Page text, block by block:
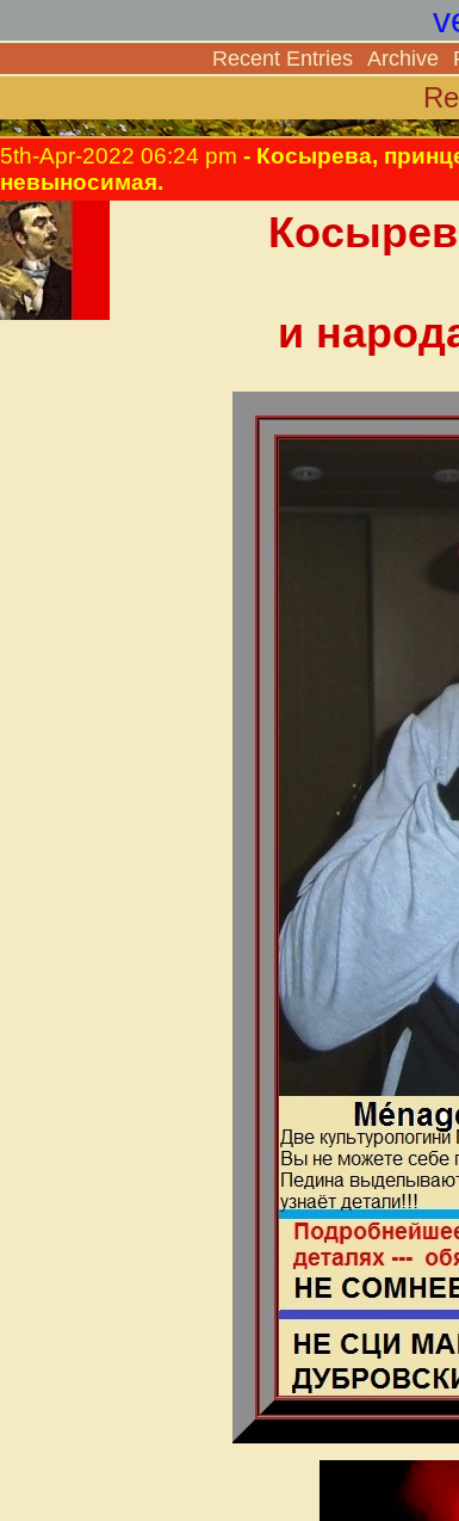
Recent Entries Archive
5th-Apr-2022 06:24 pm - Косырева,
невыносимая.
и